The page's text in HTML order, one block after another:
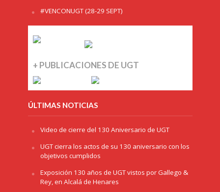
#VENCONUGT (28-29 SEPT)
+ PUBLICACIONES DE UGT
ÚLTIMAS NOTICIAS
Video de cierre del 130 Aniversario de UGT
UGT cierra los actos de su 130 aniversario con los
objetivos cumplidos
Exposición 130 años de UGT vistos por Gallego &
Rey, en Alcalá de Henares